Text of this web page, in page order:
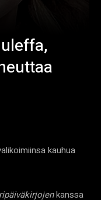
kauhua
kanssa